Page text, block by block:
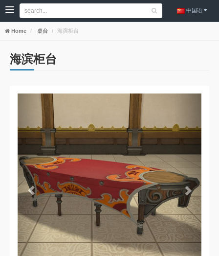
中国语
Home 桌台 海滨柜台
海滨柜台